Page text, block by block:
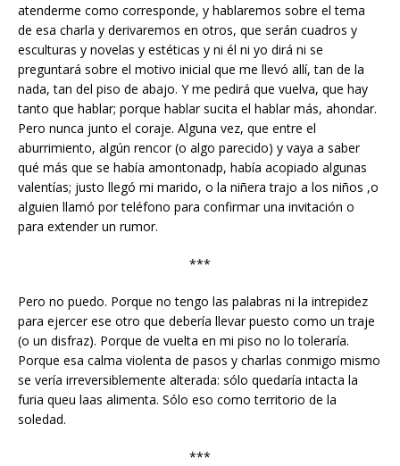
atenderme como corresponde, y hablaremos sobre el tema
de esa charla y derivaremos en otros, que serán cuadros y
esculturas y novelas y estéticas y ni él ni yo dirá ni se
preguntará sobre el motivo inicial que me llevó allí, tan de la
nada, tan del piso de abajo. Y me pedirá que vuelva, que hay
tanto que hablar; porque hablar sucita el hablar más, ahondar.
Pero nunca junto el coraje. Alguna vez, que entre el
aburrimiento, algún rencor (o algo parecido) y vaya a saber
qué más que se había amontonadp, había acopiado algunas
valentías; justo llegó mi marido, o la niñera trajo a los niños ,o
alguien llamó por teléfono para confirmar una invitación o
para extender un rumor.
***
Pero no puedo. Porque no tengo las palabras ni la intrepidez
para ejercer ese otro que debería llevar puesto como un traje
(o un disfraz). Porque de vuelta en mi piso no lo toleraría.
Porque esa calma violenta de pasos y charlas conmigo mismo
se vería irreversiblemente alterada: sólo quedaría intacta la
furia queu laas alimenta. Sólo eso como territorio de la
soledad.
***